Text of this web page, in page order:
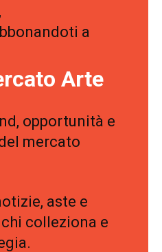
a
Arte
opportunità e
mercato
aste e
colleziona e